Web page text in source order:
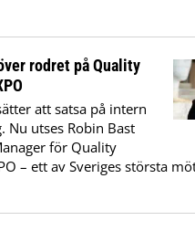
rodret på Quality
att satsa på intern
Nu utses Robin Bast
för Quality
– ett av Sveriges största